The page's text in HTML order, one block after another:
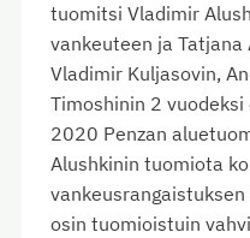
tuomitsi Vladimir
vankeuteen ja Tatjana
Vladimir Kuljasovin,
Timoshinin 2 vuodeksi
2020 Penzan
Alushkinin tuomiota
osin tuomioistuin